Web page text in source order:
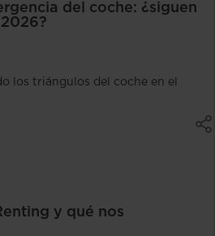
del coche: ¿siguen
los triángulos del coche en el
y qué nos